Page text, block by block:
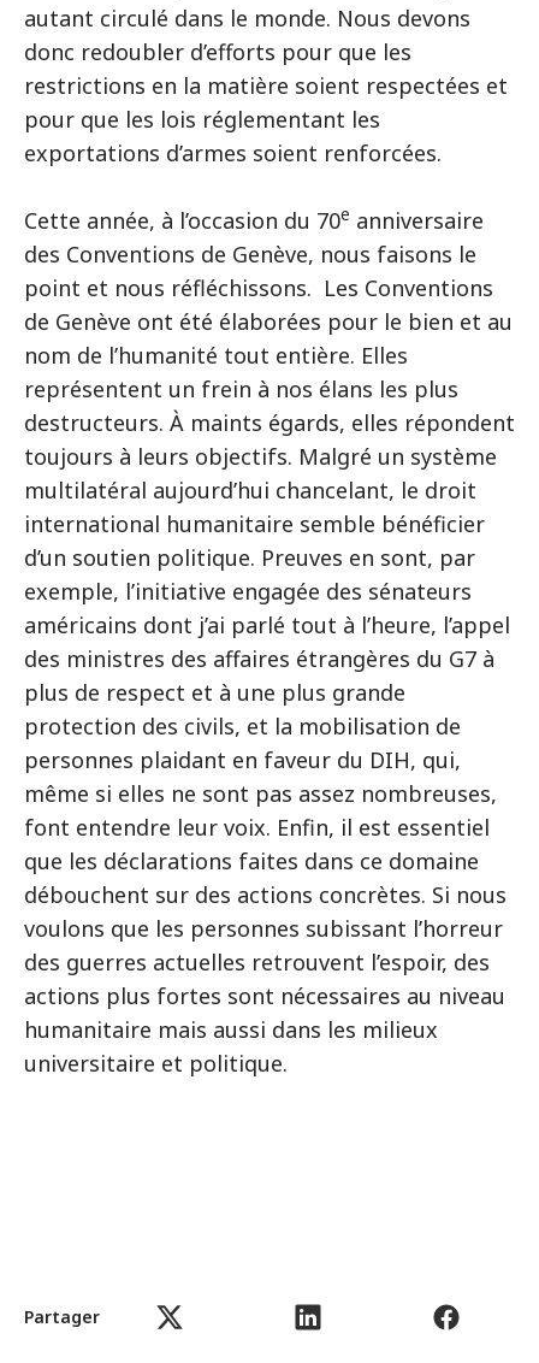
Partager
autant circulé dans le monde. Nous devons
donc redoubler d’efforts pour que les
restrictions en la matière soient respectées et
pour que les lois réglementant les
exportations d’armes soient renforcées.
Cette année, à l’occasion du 70e anniversaire
des Conventions de Genève, nous faisons le
point et nous réfléchissons. Les Conventions
de Genève ont été élaborées pour le bien et au
nom de l’humanité tout entière. Elles
représentent un frein à nos élans les plus
destructeurs. À maints égards, elles répondent
toujours à leurs objectifs. Malgré un système
multilatéral aujourd’hui chancelant, le droit
international humanitaire semble bénéficier
d’un soutien politique. Preuves en sont, par
exemple, l’initiative engagée des sénateurs
américains dont j’ai parlé tout à l’heure, l’appel
des ministres des affaires étrangères du G7 à
plus de respect et à une plus grande
protection des civils, et la mobilisation de
personnes plaidant en faveur du DIH, qui,
même si elles ne sont pas assez nombreuses,
font entendre leur voix. Enfin, il est essentiel
que les déclarations faites dans ce domaine
débouchent sur des actions concrètes. Si nous
voulons que les personnes subissant l’horreur
des guerres actuelles retrouvent l’espoir, des
actions plus fortes sont nécessaires au niveau
humanitaire mais aussi dans les milieux
universitaire et politique.